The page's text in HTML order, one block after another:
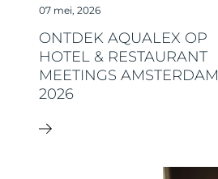
07 mei, 2026
ONTDEK AQUALEX OP
HOTEL & RESTAURANT
MEETINGS AMSTERDAM
2026